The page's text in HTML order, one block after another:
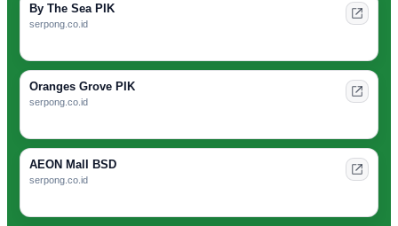
By The Sea PIK
serpong.co.id
Oranges Grove PIK
serpong.co.id
AEON Mall BSD
serpong.co.id